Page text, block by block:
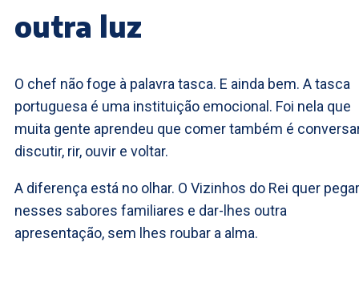
outra luz
O chef não foge à palavra tasca. E ainda bem. A tasca
portuguesa é uma instituição emocional. Foi nela que
muita gente aprendeu que comer também é
discutir, rir, ouvir e voltar.
A diferença está no olhar. O Vizinhos do Rei quer pegar
nesses sabores familiares e dar-lhes outra
apresentação, sem lhes roubar a alma.